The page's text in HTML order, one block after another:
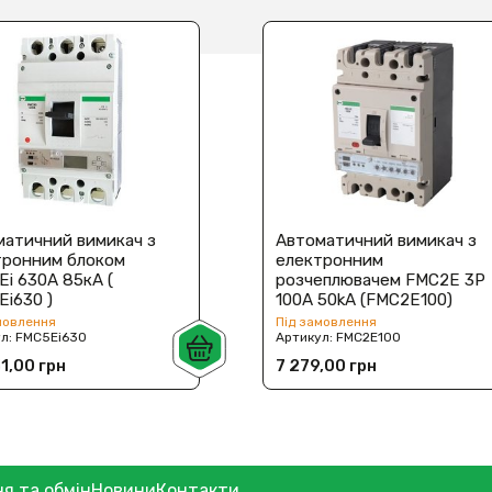
вимикач з
блоком
630А 85кА (
)
FMC5Ei630
грн
Автоматичний вимикач з
електронним
розчеплювачем FMC2E 3P
100A 50kA (FMC2E100)
Під замовлення
Артикул:FMC2E100
7 279,00 грн